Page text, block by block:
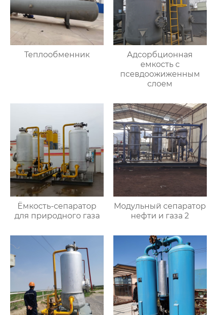
Теплообменник
Адсорбционная
емкость с
псевдоожиженным
слоем
Ёмкость-сепаратор
для природного газа
Модульный сепаратор
нефти и газа 2